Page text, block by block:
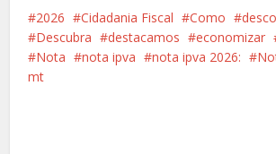
2026 Cidadania Fiscal Como
Descubra
destacamos economizar
Nota
nota ipva nota ipva 2026:
mt